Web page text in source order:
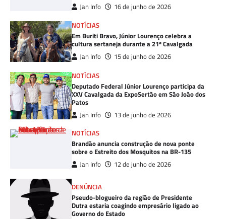
Jan Info
16 de junho de 2026
NOTÍCIAS
Em Buriti Bravo, Júnior Lourenço celebra a
cultura sertaneja durante a 21ª Cavalgada
Jan Info
15 de junho de 2026
NOTÍCIAS
Deputado Federal Júnior Lourenço participa da
XXV Cavalgada da ExpoSertão em São João dos
Patos
Jan Info
13 de junho de 2026
NOTÍCIAS
Brandão anuncia construção de nova ponte
sobre o Estreito dos Mosquitos na BR-135
Jan Info 12 de junho de 2026
DENÚNCIA
Pseudo-blogueiro da região de Presidente
Dutra estaria coagindo empresário ligado ao
Governo do Estado